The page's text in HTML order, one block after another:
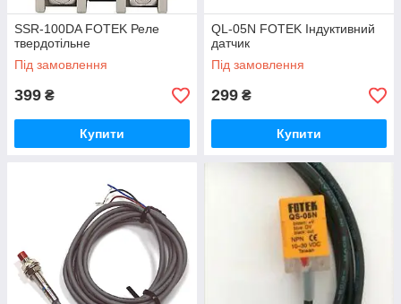
SSR-100DA FOTEK Реле
твердотільне
Під замовлення
399 ₴
Купити
QL-05N FOTEK Індуктивний
датчик
Під замовлення
299 ₴
Купити